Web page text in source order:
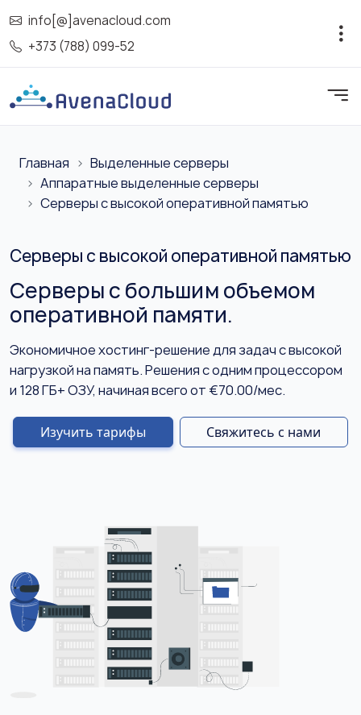
info[@]avenacloud.com
+373 (788) 099-52
Главная
Выделенные серверы
Аппаратные выделенные серверы
Серверы с высокой оперативной памятью
Серверы с высокой оперативной памятью
Серверы с большим объемом
оперативной памяти.
Экономичное хостинг-решение для задач с высокой
нагрузкой на память. Решения с одним процессором
и 128 ГБ+ ОЗУ, начиная всего от €70.00/мес.
Изучить тарифы Свяжитесь с нами